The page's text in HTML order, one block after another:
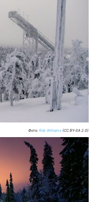
Фото: Rob Williams (CC BY-SA 2.0)